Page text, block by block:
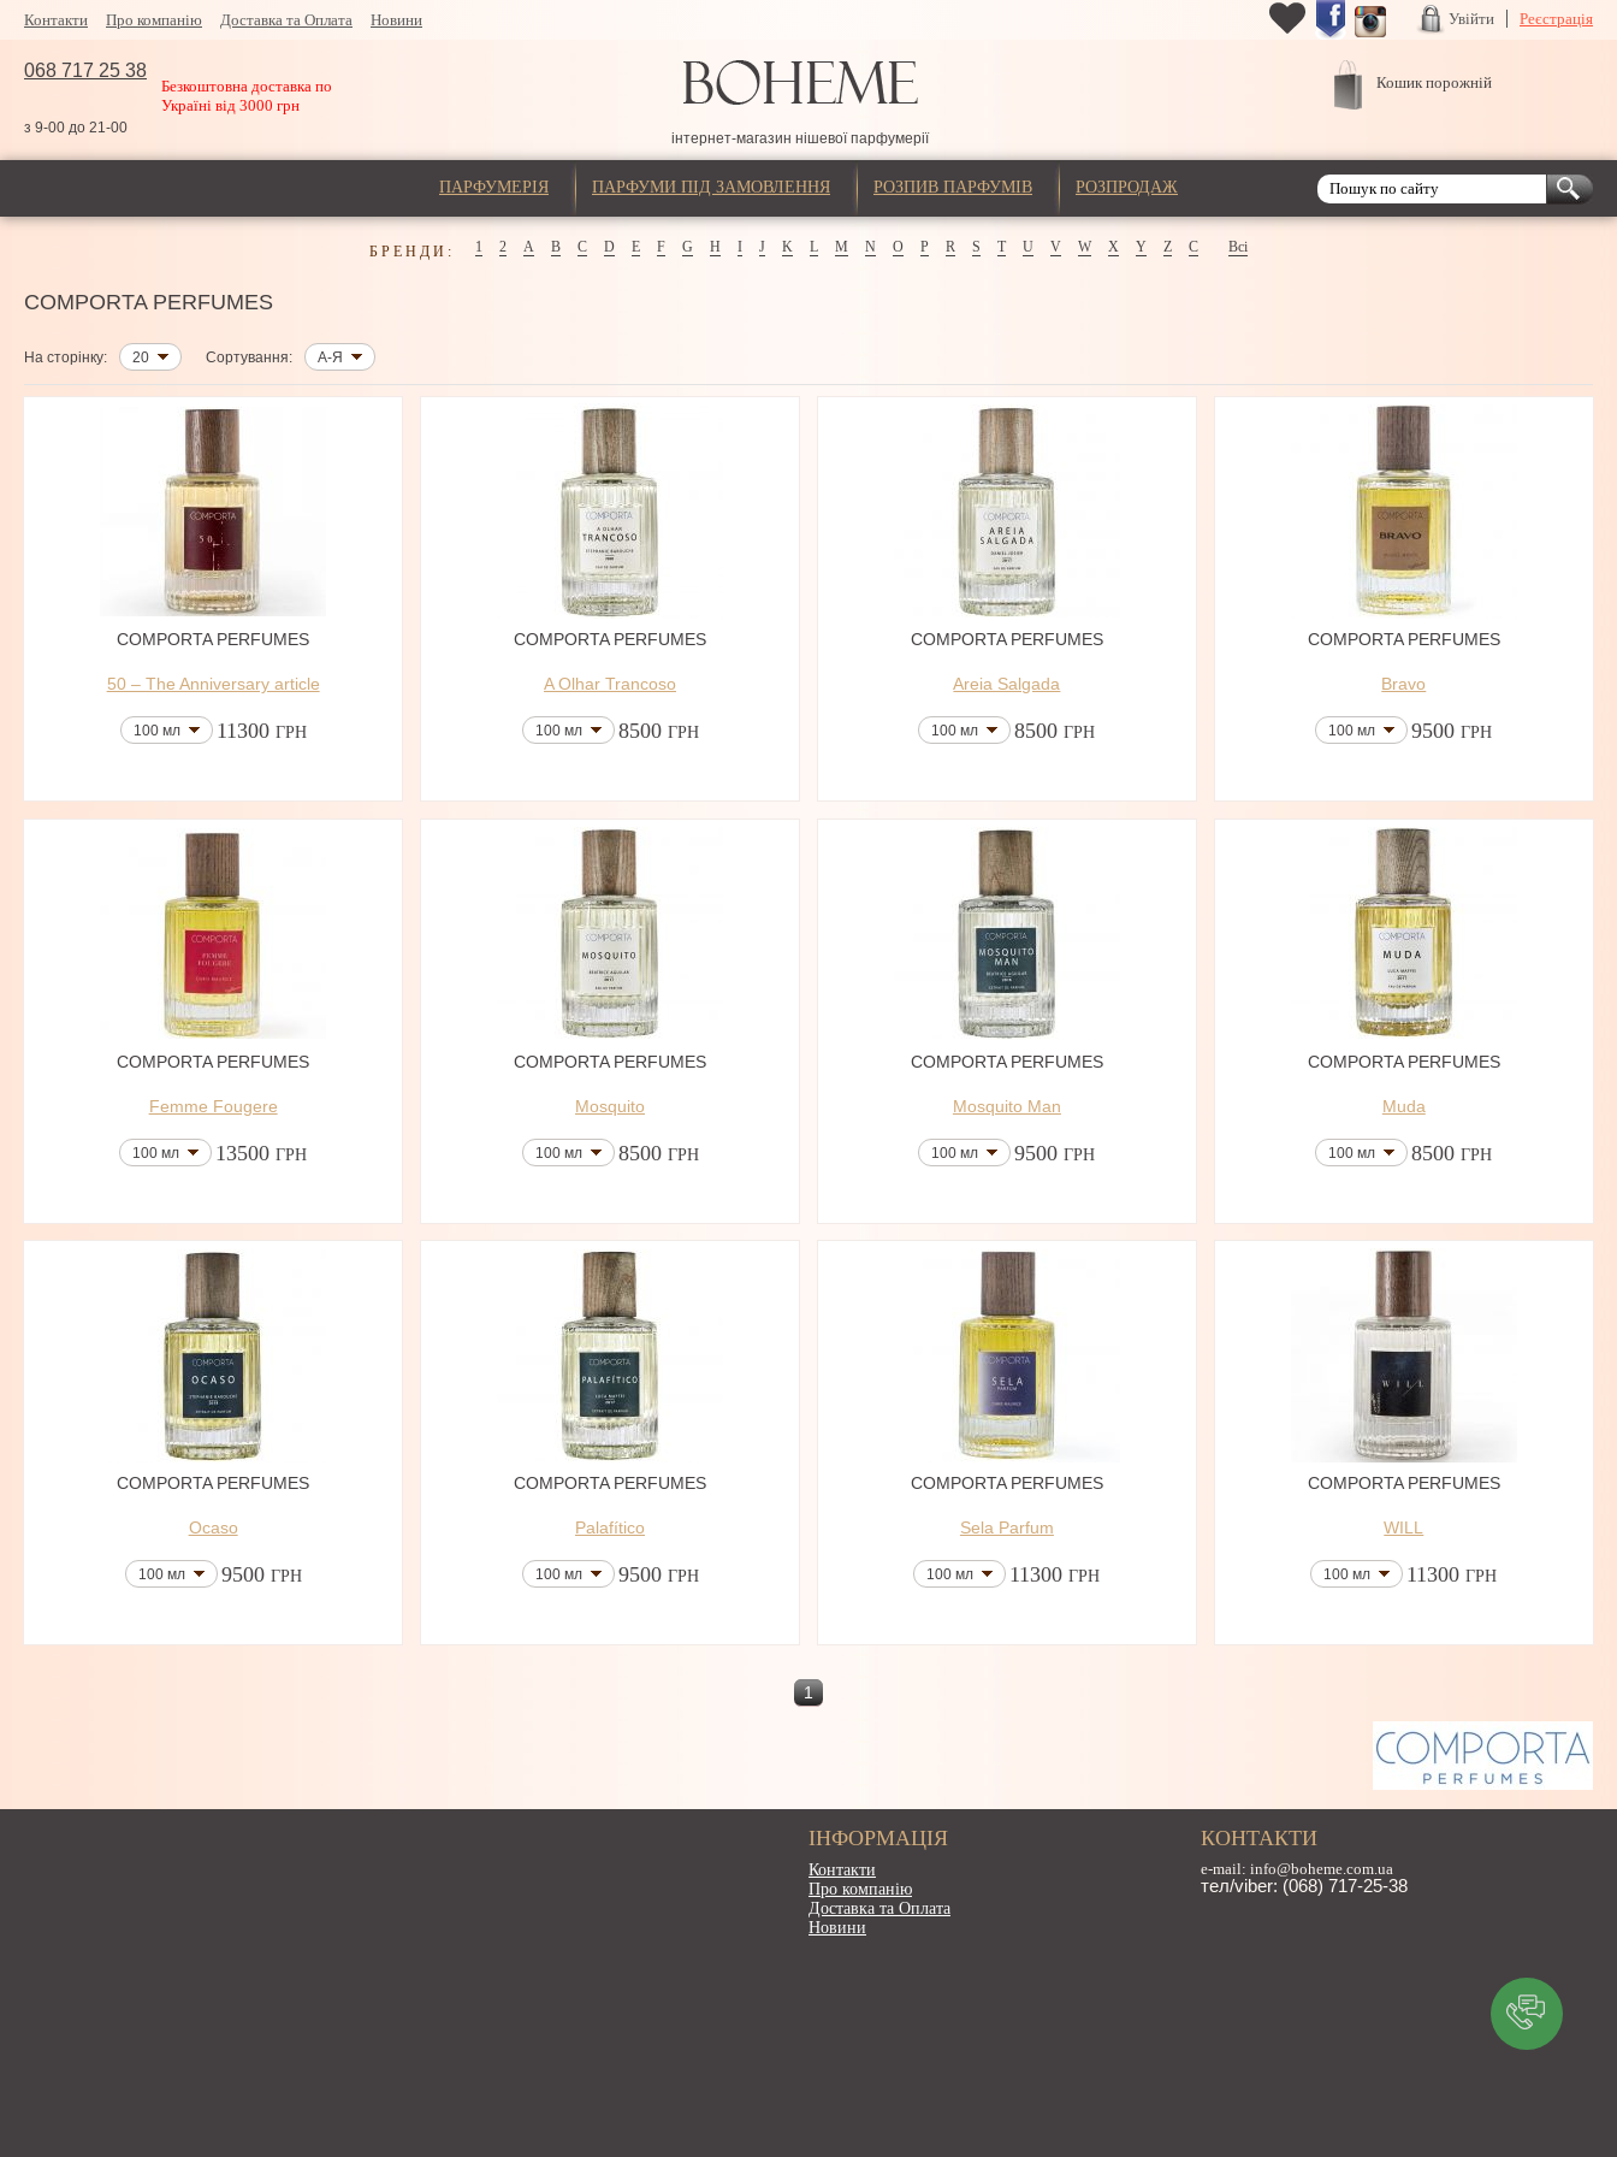
Контакти Про компанію Доставка та Оплата Новини Увійти Реєстрація
068 717 25 38
Безкоштовна доставка по
Україні від 3000 грн
з 9-00 до 21-00
інтернет-магазин нішевої парфумерії
Кошик порожній
ПАРФУМЕРІЯ ПАРФУМИ ПІД ЗАМОВЛЕННЯ РОЗПИВ ПАРФУМІВ РОЗПРОДАЖ
БРЕНДИ: 1 2 A B C D E F G H I J K L M N O P R S T U V W X Y Z С Всі
COMPORTA PERFUMES
На сторінку: 20 Сортування: А-Я
COMPORTA PERFUMES
50 – The Anniversary article
100 мл 11300 ГРН
COMPORTA PERFUMES
A Olhar Trancoso
100 мл 8500 ГРН
COMPORTA PERFUMES
Areia Salgada
100 мл 8500 ГРН
COMPORTA PERFUMES
Bravo
100 мл 9500 ГРН
COMPORTA PERFUMES
Femme Fougere
100 мл 13500 ГРН
COMPORTA PERFUMES
Mosquito
100 мл 8500 ГРН
COMPORTA PERFUMES
Mosquito Man
100 мл 9500 ГРН
COMPORTA PERFUMES
Muda
100 мл 8500 ГРН
COMPORTA PERFUMES
Ocaso
100 мл 9500 ГРН
COMPORTA PERFUMES
Palafítico
100 мл 9500 ГРН
COMPORTA PERFUMES
Sela Parfum
100 мл 11300 ГРН
COMPORTA PERFUMES
WILL
100 мл 11300 ГРН
1
ІНФОРМАЦІЯ
Контакти
Про компанію
Доставка та Оплата
Новини
КОНТАКТИ
e-mail: info@boheme.com.ua
тел/viber: (068) 717-25-38